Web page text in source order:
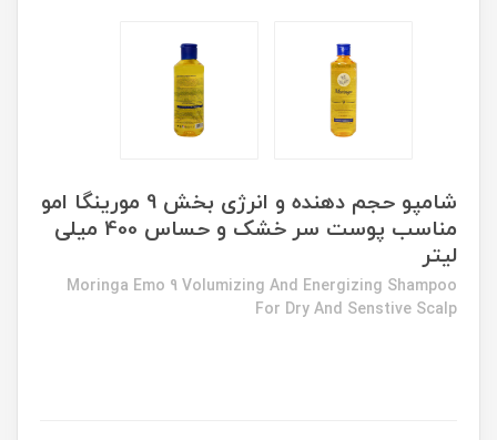
شامپو حجم دهنده و انرژی بخش 9 مورینگا امو
مناسب پوست سر خشک و حساس 400 میلی
لیتر
Moringa Emo 9 Volumizing And Energizing Shampoo
For Dry And Senstive Scalp